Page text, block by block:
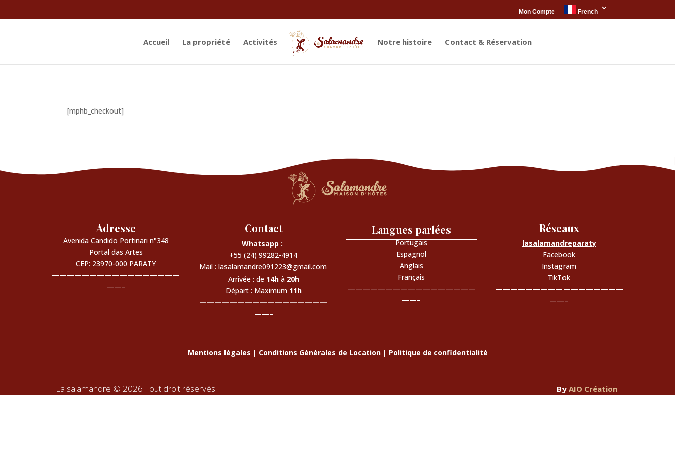
Mon Compte French
Accueil La propriété Activités Notre histoire Contact & Réservation
[mphb_checkout]
Adresse
Avenida Candido Portinari n°348
Portal das Artes
CEP: 23970-000 PARATY
—————————————————
——–
Contact
Whatsapp :
+55 (24) 99282-4914
Mail : lasalamandre091223@gmail.com
Arrivée : de 14h à20h
Départ : Maximum 11h
—————————————————
——–
Langues parlées
Portugais
Espagnol
Anglais
Français
—————————————————
——–
Réseaux
lasalamandreparaty
Facebook
Instagram
TikTok
—————————————————
——–
Mentions légales | Conditions Générales de Location| Politique de confidentialité
La salamandre © 2026 Tout droit réservés By AIO Création